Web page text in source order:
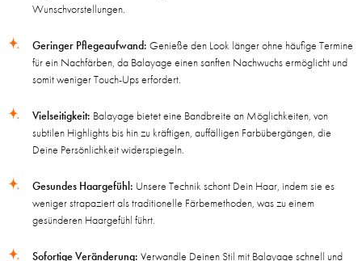
Wunschvorstellungen.
Geringer Pflegeaufwand: Genieße den Look länger ohne häufige Termine
für ein Nachfärben, da Balayage einen sanften Nachwuchs ermöglicht und
somit weniger Touch-Ups erfordert.
Vielseitigkeit: Balayage bietet eine Bandbreite an Möglichkeiten, von
subtilen Highlights bis hin zu kräftigen, auffälligen Farbübergängen, die
Deine Persönlichkeit widerspiegeln.
Gesundes Haargefühl: Unsere Technik schont Dein Haar, indem sie es
weniger strapaziert als traditionelle Färbemethoden, was zu einem
gesünderen Haargefühl führt.
Sofortige Veränderung: Verwandle Deinen Stil mit Balayage schnell und